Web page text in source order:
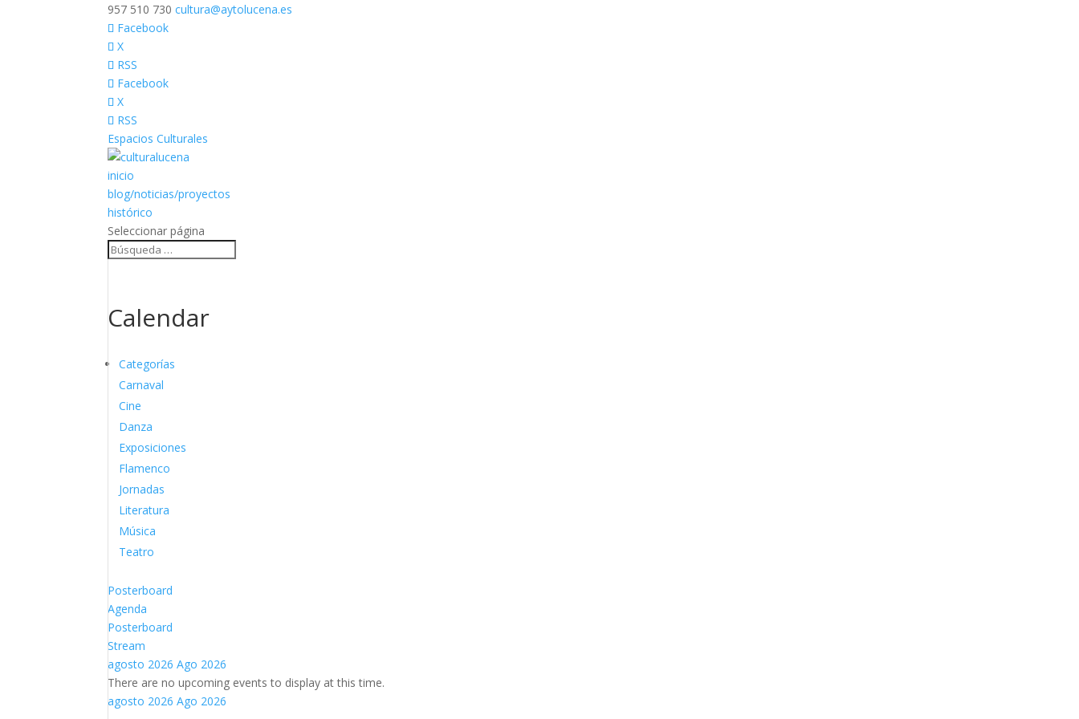
957 510 730 cultura@aytolucena.es
Facebook
X
RSS
Facebook
X
RSS
Espacios Culturales
inicio
blog/noticias/proyectos
histórico
Seleccionar página
Calendar
Categorías
Carnaval
Cine
Danza
Exposiciones
Flamenco
Jornadas
Literatura
Música
Teatro
Posterboard
Agenda
Posterboard
Stream
agosto 2026 Ago 2026
There are no upcoming events to display at this time.
agosto 2026 Ago 2026